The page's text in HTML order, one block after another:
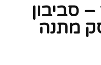
סביבון
מתנה